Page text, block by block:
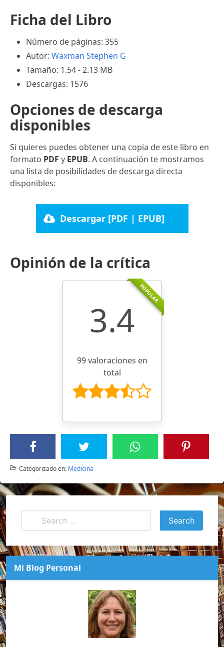
Ficha del Libro
Número de páginas: 355
Autor: Waxman Stephen G
Tamaño: 1.54 - 2.13 MB
Descargas: 1576
Opciones de descarga
disponibles
Si quieres puedes obtener una copia de este libro en
formato PDF y EPUB. A continuación te mostramos
una lista de posibilidades de descarga directa
disponibles:
Descargar [PDF | EPUB]
Opinión de la crítica
POPULAR
3.4
99 valoraciones en
total
Categorizado en: Medicina
Mi Blog Personal